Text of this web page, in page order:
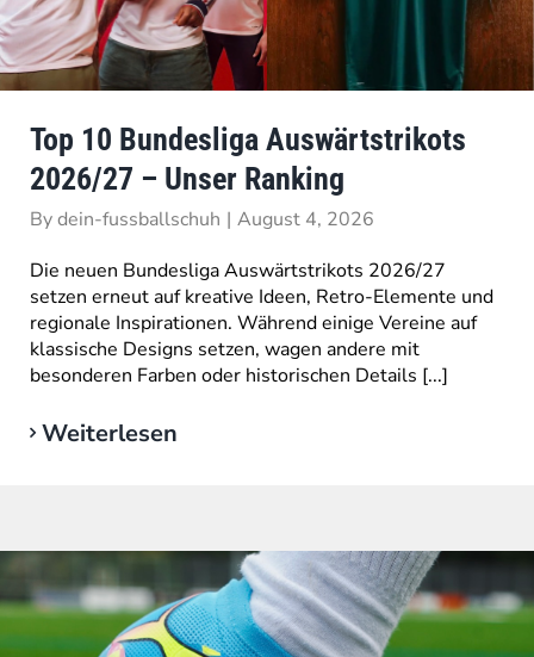
Top 10 Bundesliga Auswärtstrikots
2026/27 – Unser Ranking
Bydein-fussballschuh | August 4, 2026
Die neuen Bundesliga Auswärtstrikots 2026/27
setzen erneut auf kreative Ideen, Retro-Elemente und
regionale Inspirationen. Während einige Vereine auf
klassische Designs setzen, wagen andere mit
besonderen Farben oder historischen Details [...]
Weiterlesen